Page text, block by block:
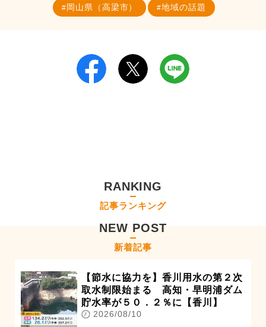
岡山県（高梁市） 地域の話題
RANKING
記事ランキング
NEW POST
新着記事
【節水に協力を】香川用水の第２次
取水制限始まる 高知・早明浦ダム
貯水率が５０．２％に【香川】
2026/08/10